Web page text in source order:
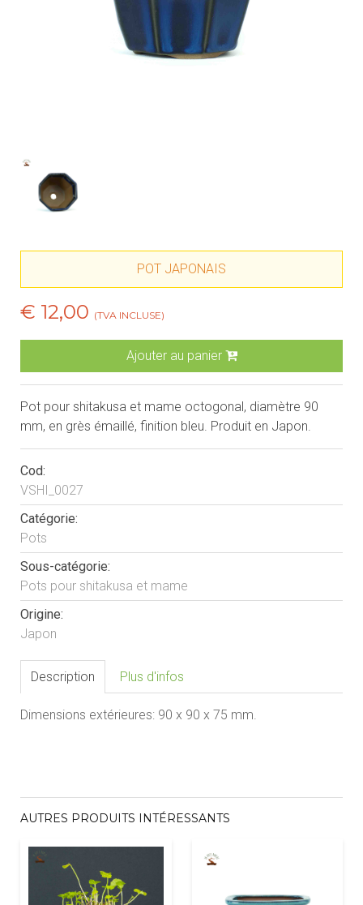
POT JAPONAIS
€ 12,00 (TVA INCLUSE)
Ajouter au panier
Pot pour shitakusa et mame octogonal, diamètre 90
mm, en grès émaillé, finition bleu. Produit en Japon.
Cod:
VSHI_0027
Catégorie:
Pots
Sous-catégorie:
Pots pour shitakusa et mame
Origine:
Japon
Description Plus d'infos
Dimensions extérieures: 90 x 90 x 75 mm.
AUTRES PRODUITS INTÉRESSANTS